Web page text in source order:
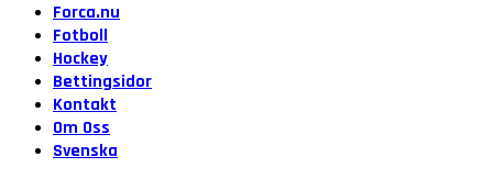
Forca.nu
Fotboll
Hockey
Bettingsidor
Kontakt
Om Oss
Svenska